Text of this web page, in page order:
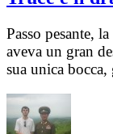
Passo pesante,
aveva un gran
sua unica